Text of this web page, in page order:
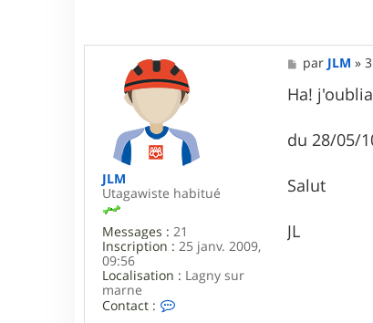
JLM
Utagawiste habitué
Messages : 21
Inscription : 25 janv. 2009,
09:56
Localisation : Lagny sur
marne
Contact :
M
e
s
s
g
e
par JLM »
Ha!
du 28/05/
Salut
JL